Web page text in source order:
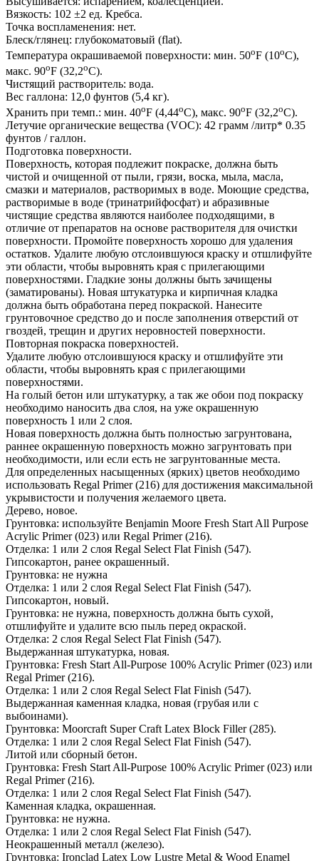
Вязкость: 102 ±2 ед. Кребса.
Точка воспламенения: нет.
Блеск/глянец: глубокоматовый (flat).
Температура окрашиваемой поверхности: мин. 50oF (10oC),
макс. 90oF (32,2oC).
Чистящий растворитель: вода.
Вес галлона: 12,0 фунтов (5,4 кг).
Хранить при темп.: мин. 40oF (4,44oC), макс. 90oF (32,2oC).
Летучие органические вещества (VOC): 42 грамм /литр* 0.35
фунтов / галлон.
Подготовка поверхности.
Поверхность, которая подлежит покраске, должна быть
чистой и очищенной от пыли, грязи, воска, мыла, масла,
смазки и материалов, растворимых в воде. Моющие средства,
растворимые в воде (тринатрийфосфат) и абразивные
чистящие средства являются наиболее подходящими, в
отличие от препаратов на основе растворителя для очистки
поверхности. Промойте поверхность хорошо для удаления
остатков. Удалите любую отслоившуюся краску и отшлифуйте
эти области, чтобы выровнять края с прилегающими
поверхностями. Гладкие зоны должны быть зачищены
(заматированы). Новая штукатурка и кирпичная кладка
должна быть обработана перед покраской. Нанесите
грунтовочное средство до и после заполнения отверстий от
гвоздей, трещин и других неровностей поверхности.
Повторная покраска поверхностей.
Удалите любую отслоившуюся краску и отшлифуйте эти
области, чтобы выровнять края с прилегающими
поверхностями.
На голый бетон или штукатурку, а так же обои под покраску
необходимо наносить два слоя, на уже окрашенную
поверхность 1 или 2 слоя.
Новая поверхность должна быть полностью загрунтована,
раннее окрашенную поверхность можно загрунтовать при
необходимости, или если есть не загрунтованные места.
Для определенных насыщенных (ярких) цветов необходимо
использовать Regal Primer (216) для достижения максимальной
укрывистости и получения желаемого цвета.
Дерево, новое.
Грунтовка: используйте Benjamin Moore Fresh Start All Purpose
Acrylic Primer (023) или Regal Primer (216).
Отделка: 1 или 2 слоя Regal Select Flat Finish (547).
Гипсокартон, ранее окрашенный.
Грунтовка: не нужна
Отделка: 1 или 2 слоя Regal Select Flat Finish (547).
Гипсокартон, новый.
Грунтовка: не нужна, поверхность должна быть сухой,
отшлифуйте и удалите всю пыль перед окраской.
Отделка: 2 слоя Regal Select Flat Finish (547).
Выдержанная штукатурка, новая.
Грунтовка: Fresh Start All-Purpose 100% Acrylic Primer (023) или
Regal Primer (216).
Отделка: 1 или 2 слоя Regal Select Flat Finish (547).
Выдержанная каменная кладка, новая (грубая или с
выбоинами).
Грунтовка: Moorcraft Super Craft Latex Block Filler (285).
Отделка: 1 или 2 слоя Regal Select Flat Finish (547).
Литой или сборный бетон.
Грунтовка: Fresh Start All-Purpose 100% Acrylic Primer (023) или
Regal Primer (216).
Отделка: 1 или 2 слоя Regal Select Flat Finish (547).
Каменная кладка, окрашенная.
Грунтовка: не нужна.
Отделка: 1 или 2 слоя Regal Select Flat Finish (547).
Неокрашенный металл (железо).
Грунтовка: Ironclad Latex Low Lustre Metal & Wood Enamel